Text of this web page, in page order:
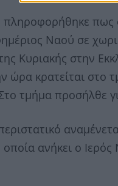
πως
Ναού σε
Κυριακής στην
ώρα κρατείται στο
τμήμα προσήλθε
ανήκει ο